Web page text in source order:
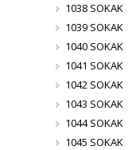
1038 SOKAK
1039 SOKAK
1040 SOKAK
1041 SOKAK
1042 SOKAK
1043 SOKAK
1044 SOKAK
1045 SOKAK